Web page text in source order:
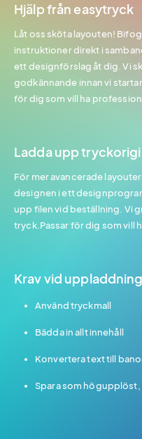
Hjälp från easytryck
Låt oss sköta layouten!
instruktioner direkt i
ett designförslag åt dig. Vi
godkännande innan vi
för dig som vill ha
Ladda upp
För mer avancerade
designen i ett
upp filen vid beställning. Vi
tryck.Passar för dig som vill
Krav vid
Använd tryckmall
Bädda in allt innehåll
Konvertera text till
Spara som högupplöst,